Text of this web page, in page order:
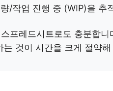
/작업 진행 중 (WIP)을 추
프레드시트로도 충분합니
것이 시간을 크게 절약해